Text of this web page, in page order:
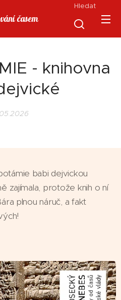
časem
Hledat
- knihovna
babi dejvickou
zajímala, protože knih o ní
plnou náruč, a fakt